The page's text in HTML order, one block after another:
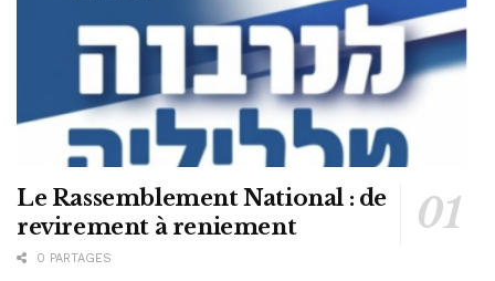
Le Rassemblement National : de
revirement à reniement
0 PARTAGES